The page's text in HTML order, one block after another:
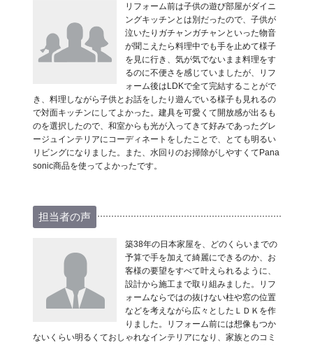
リフォーム前は子供の遊び部屋がダイニ
ングキッチンとは別だったので、子供が
泣いたりガチャンガチャンといった物音
が聞こえたら料理中でも手を止めて様子
を見に行き、気が気でないまま料理をす
るのに不便さを感じていましたが、リフ
ォーム後はLDKで全て完結することがで
き、料理しながら子供とお話をしたり遊んでいる様子も見れるの
で対面キッチンにしてよかった。建具を可愛くて開放感が出るも
のを選択したので、和室からも光が入ってきて好みであったグレ
ージュインテリアにコーディネートをしたことで、とても明るい
リビングになりました。また、水回りのお掃除がしやすくてPana
sonic商品を使ってよかったです。
担当者の声
築38年の日本家屋を、どのくらいまでの
予算で手を加えて綺麗にできるのか、お
客様の要望をすべて叶えられるように、
設計から施工まで取り組みました。リフ
ォームならではの抜けない柱や窓の位置
などを考えながら広々としたＬＤＫを作
りました。リフォーム前には想像もつか
ないくらい明るくておしゃれなインテリアになり、家族とのコミ